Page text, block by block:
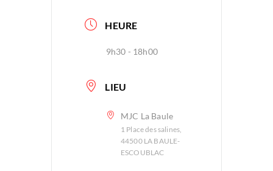
HEURE
9h30 - 18h00
LIEU
MJC La Baule
1 Place des salines,
44500 LA BAULE-
ESCOUBLAC